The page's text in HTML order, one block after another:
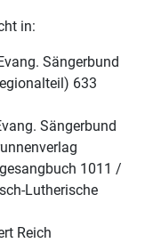
in:
Sängerbund
633
Sängerbund
1011 /
Lutherische
Reich